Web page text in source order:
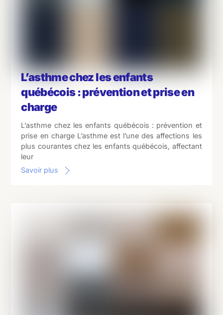
L’asthme chez les enfants
québécois : prévention et prise en
charge
L’asthme chez les enfants québécois : prévention et
prise en charge L’asthme est l’une des affections les
plus courantes chez les enfants québécois, affectant
leur
Savoir plus